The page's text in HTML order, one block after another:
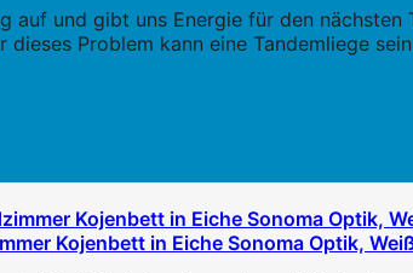
und gibt uns Energie für den
Problem kann eine Tandemliege
Kojenbett in Eiche Sonoma Optik,